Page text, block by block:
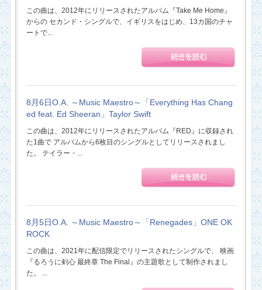
この曲は、2012年にリリースされたアルバム『Take Me Home』
からの セカンド・シングルで、イギリスをはじめ、13カ国のチャ
ートで...
8月6日O.A. ～Music Maestro～「Everything Has Chang
ed feat. Ed Sheeran」Taylor Swift
この曲は、2012年にリリースされたアルバム『RED』に収録され
た1曲で アルバムから6枚目のシングルとしてリリースされまし
た。 テイラー・...
8月5日O.A. ～Music Maestro～「Renegades」ONE OK
ROCK
この曲は、2021年に配信限定でリリースされたシングルで、 映画
『るろうに剣心 最終章 The Final』の主題歌として制作されまし
た。 ...